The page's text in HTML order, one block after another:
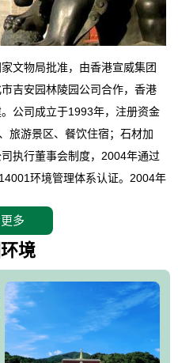
文物局批准，由香港宣威集团
吉安园林陵园公司合作，香港
公司成立于1993年，注册资金
旅游景区、餐饮住宿；石材加
执行董事会制度，2004年通过
环境管理体系认证。2004年
园内建有四星级酒店一座。
文化遗产清东陵地形墙内，地
公司以“建设全国顶级人生后花
，以海外归侨、国内外知名人士
观构成其主要使用功能；以苍
外部形象。通过墓园建设与造
特色鲜明、服务周全、环境优
多
境